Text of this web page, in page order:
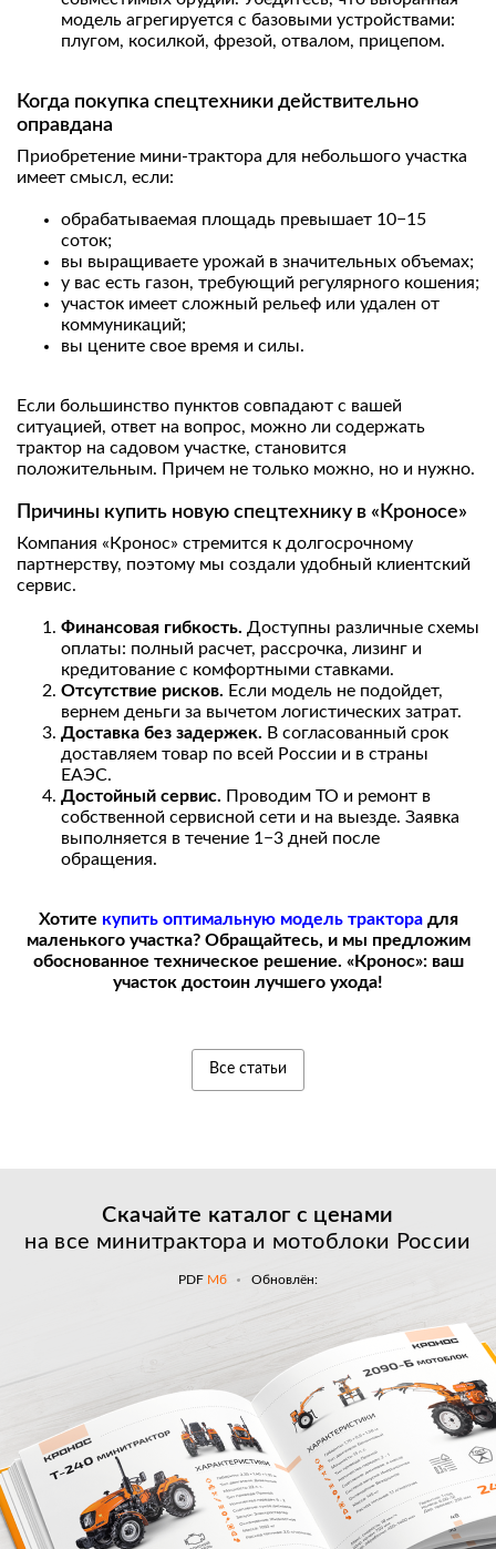
модель агрегируется с базовыми устройствами:
плугом, косилкой, фрезой, отвалом, прицепом.
Когда покупка спецтехники действительно
оправдана
Приобретение мини-трактора для небольшого участка
имеет смысл, если:
обрабатываемая площадь превышает 10−15
соток;
вы выращиваете урожай в значительных объемах;
у вас есть газон, требующий регулярного кошения;
участок имеет сложный рельеф или удален от
коммуникаций;
вы цените свое время и силы.
Если большинство пунктов совпадают с вашей
ситуацией, ответ на вопрос, можно ли содержать
трактор на садовом участке, становится
положительным. Причем не только можно, но и нужно.
Причины купить новую спецтехнику в «Кроносе»
Компания «Кронос» стремится к долгосрочному
партнерству, поэтому мы создали удобный клиентский
сервис.
Финансовая гибкость. Доступны различные схемы
оплаты: полный расчет, рассрочка, лизинг и
кредитование с комфортными ставками.
Отсутствие рисков. Если модель не подойдет,
вернем деньги за вычетом логистических затрат.
Доставка без задержек. В согласованный срок
доставляем товар по всей России и в страны
ЕАЭС.
Достойный сервис. Проводим ТО и ремонт в
собственной сервисной сети и на выезде. Заявка
выполняется в течение 1−3 дней после
обращения.
Хотите купить оптимальную модель тракторадля
маленького участка? Обращайтесь, и мы предложим
обоснованное техническое решение. «Кронос»: ваш
участок достоин лучшего ухода!
Все статьи
Скачайте каталог с ценами
на все минитрактора и мотоблоки России
PDF Мб Обновлён: